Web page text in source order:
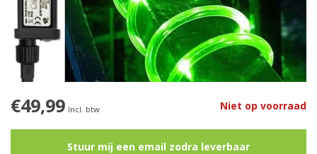
€49,99 Incl. btw Niet op voorraad
Stuur mij een email zodra leverbaar